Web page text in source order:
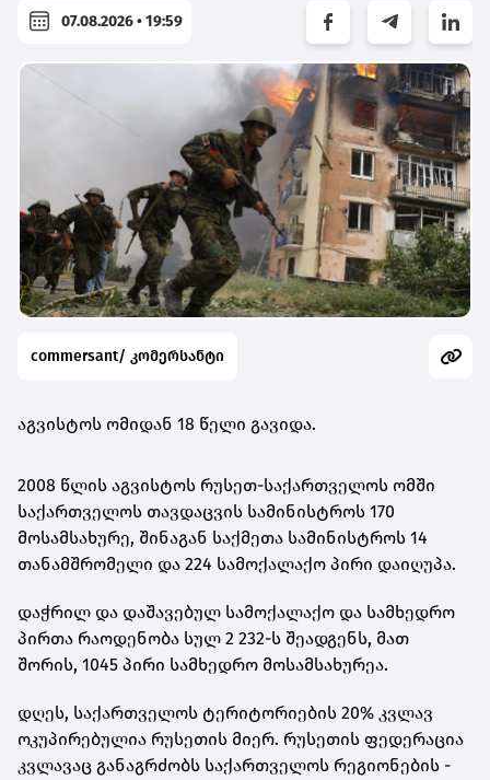
07.08.2026 • 19:59
commersant/ კომერსანტი
აგვისტოს ომიდან 18 წელი გავიდა.
2008 წლის აგვისტოს რუსეთ-საქართველოს ომში
საქართველოს თავდაცვის სამინისტროს 170
მოსამსახურე, შინაგან საქმეთა სამინისტროს 14
თანამშრომელი და 224 სამოქალაქო პირი დაიღუპა.
დაჭრილ და დაშავებულ სამოქალაქო და სამხედრო
პირთა რაოდენობა სულ 2 232-ს შეადგენს, მათ
შორის, 1045 პირი სამხედრო მოსამსახურეა.
დღეს, საქართველოს ტერიტორიების 20% კვლავ
ოკუპირებულია რუსეთის მიერ. რუსეთის ფედერაცია
კვლავაც განაგრძობს საქართველოს რეგიონების -